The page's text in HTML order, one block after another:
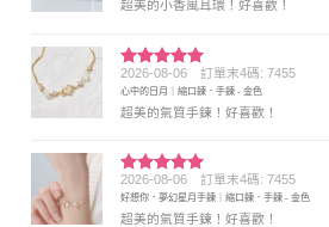
超美的小香風耳環！好喜歡！
評分5 滿
分 5
2026-08-06 訂單末4碼: 7455
心中的日月｜縮口鍊．手鍊 - 金色
超美的氣質手鍊！好喜歡！
評分5滿
分 5
2026-08-06 訂單末4碼: 7455
好想你．夢幻星月手鍊｜縮口鍊．手鍊 - 金色
超美的氣質手鍊！好喜歡！